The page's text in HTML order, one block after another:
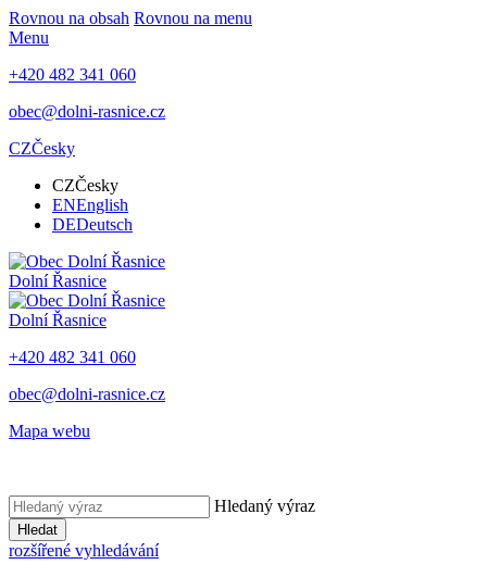
Rovnou na obsah Rovnou na menu
Menu
+420 482 341 060
obec@dolni-rasnice.cz
CZČesky
CZČesky
ENEnglish
DEDeutsch
Dolní Řasnice
Dolní Řasnice
+420 482 341 060
obec@dolni-rasnice.cz
Mapa webu
Hledaný výraz
Hledat
rozšířené vyhledávání